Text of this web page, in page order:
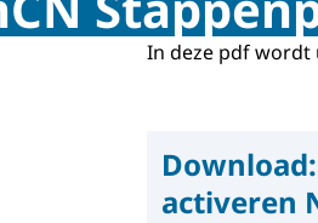
In deze pdf wordt
Download:
activeren